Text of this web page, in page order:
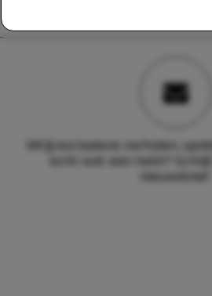
Wil jij exclusieve verhalen,
echt wat aan hebt?
nieuwsbrief.